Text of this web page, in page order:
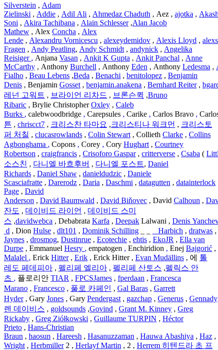
Silverstein , Adam
Zielinski , Addie , Adil Ali , Ahmedaz Chaduth , Aez , ajotka ,
Soni , Akira Tachibana , Alain Schlesser,Alan Jacob
Mathew , Alex Concha , Alex
Lende , Alexandru Vornicescu , alexeydemidov , Alexis Lloyd ,
Fragen , Andy Peatling, Andy Schmidt , andynick , Angelika
Reisiger , Anjana Vasan , Ankit K Gupta , Ankit Panchal , Anne
McCarthy , Anthony Burchell , Anthony Eden , Anthony Ledesma ,
Fialho , Beau Lebens ,Beda , Benachi , benitolopez , Benjamin
Denis , Benjamin Gosset , benjamin.anakena , Bernhard Reiter,
레넌 고워트 , 브라이언 리차드 , 브론슨퀵 ,Bruno
Ribaric , Brylie ChristopherOxley , Caleb
Burks , calebwoodbridge , Carepsules , Carike , Carlos Bravo ,
튼 , chriscct7 , 크리스찬 타마요 ,크리스티나 워크먼 , 크리스토
퍼 처칠 , clucasrowlands , Colin Stewart , Collieth Clarke , Collins
Agbonghama , Copons , Corey , Cory Hughart , Courtney
Robertson , craigfrancis , Crisoforo Gaspar, critterverse , Csaba (
소스친 , 다니엘 바흐후버 , 다니엘 포스트, Daniel
Richards , Daniel Shaw , danieldudzic , Daniele
Scasciafratte , Darerodz , Daria , Daschmi , datagutten , datainterlock
Page , David
Anderson , David Baumwald , David Biňovec , David Calhoun ,
잔도 , 데이비드 라이언 , 데이비드 스미
스 ,davidwebca , Debabrata Karfa , Deepak Lalwani , Denis
d , Dion Hulse , dlt101 , Dominik Schilling Harbich , dratwas ,
Jaynes , drosmog, Dustinrue , Ecotechie , ehtis , EkoJR , Ella van
Durpe , Emmanuel Hesry , empatogen , Enchiridion , Enej Bajgorić ,
Malalel , Erick Hitter, Erik , Erick Hitter , Evan Mudällins , 에 톨
레도 페데피아 , 펠리페 엘리아 , 펠리페 산토스 ,펠릭스 안
츠 , 플로리안 TIAR , FPCSJames , fperdaan , Francesca
Marano , Francesco , 풀로 카페인 , Gal Baras , Garrett
Hyder, Gary Jones , Gary Pendergast , gazchap , Generus , Gennady
렌 데이비스 , goldsounds ,Govind , Grant M. Kinney , Greg
Rickaby , Greg Ziółkowski , Guillaume TURPIN , Héctor
Prieto , Hans-Christian
Braun , haosun , Hareesh , Hasanuzzaman , Hauwa Abashiya , Haz ,
Wright , Herbmiller2 , HerlayfMartin , 2 , Herrem 히텐드라 초 프